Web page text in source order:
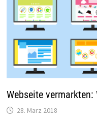
Webseite
28. März 2018